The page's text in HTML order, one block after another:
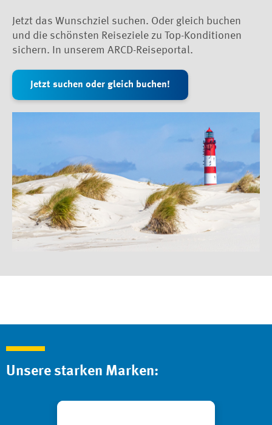
Jetzt das Wunschziel suchen. Oder gleich buchen
und die schönsten Reiseziele zu Top-Konditionen
sichern. In unserem ARCD-Reiseportal.
Jetzt suchen oder gleich buchen!
Unsere starken Marken: